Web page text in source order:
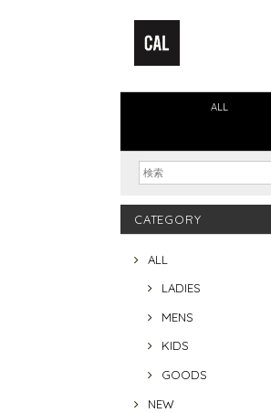
ALL
CATEGORY
ALL
LADIES
MENS
KIDS
GOODS
NEW